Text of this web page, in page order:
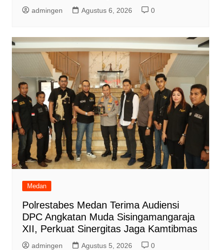
admingen Agustus 6, 2026 0
Medan
Polrestabes Medan Terima Audiensi
DPC Angkatan Muda Sisingamangaraja
XII, Perkuat Sinergitas Jaga Kamtibmas
admingen Agustus 5, 2026 0